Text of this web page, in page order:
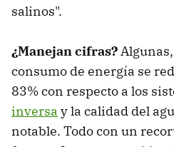
salinos".
¿Manejan cifras?
consumo de energía se
83% con respecto a los
inversa y la calidad del
notable. Todo con un